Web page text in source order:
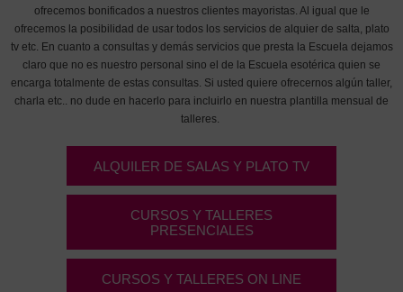
ofrecemos bonificados a nuestros clientes mayoristas. Al igual que le
ofrecemos la posibilidad de usar todos los servicios de alquier de salta, plato
tv etc. En cuanto a consultas y demás servicios que presta la Escuela dejamos
claro que no es nuestro personal sino el de la Escuela esotérica quien se
encarga totalmente de estas consultas. Si usted quiere ofrecernos algún taller,
charla etc.. no dude en hacerlo para incluirlo en nuestra plantilla mensual de
talleres.
ALQUILER DE SALAS Y PLATO TV
CURSOS Y TALLERES
PRESENCIALES
CURSOS Y TALLERES ON LINE